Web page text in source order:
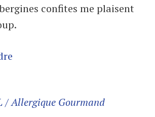
confites me plaisent
/ Allergique Gourmand